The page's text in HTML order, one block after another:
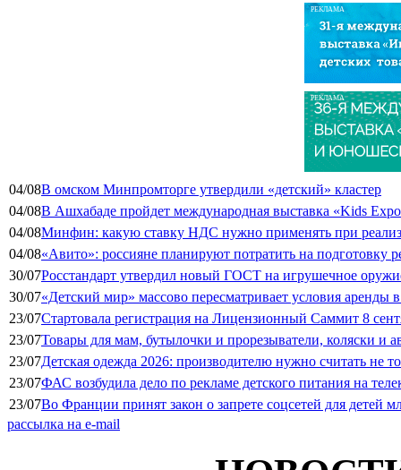
РЕКЛАМА
РЕКЛАМА
04/08В омском Минпромторге утвердили «детский» кластер
04/08В Ашхабаде пройдет международная выставка «Kids
04/08Минфин: какую ставку НДС нужно применять при
04/08«Авито»: россияне планируют потратить на подготовку
30/07Росстандарт утвердил новый ГОСТ на игрушечное
30/07«Детский мир» массово пересматривает условия аренды
23/07Стартовала регистрация на Лицензионный Саммит 8
23/07Товары для мам, бутылочки и прорезыватели, коляски и
23/07Детская одежда 2026: производителю нужно считать не
23/07ФАС возбудила дело по рекламе детского питания на
23/07Во Франции принят закон о запрете соцсетей для детей
рассылка на e-mail